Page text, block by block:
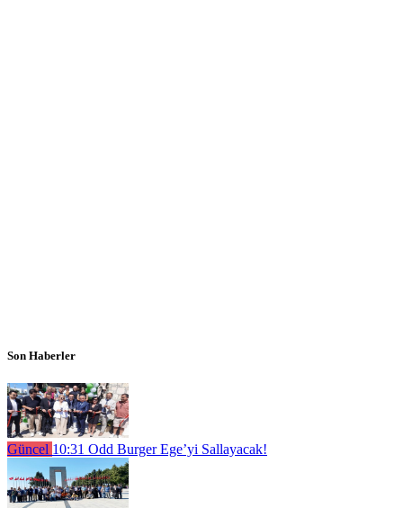
Son Haberler
Güncel 10:31 Odd Burger Ege’yi Sallayacak!